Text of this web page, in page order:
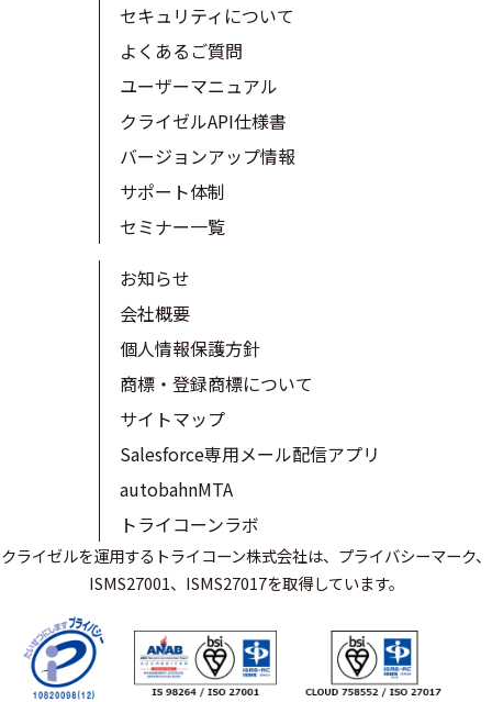
セキュリティについて
よくあるご質問
ユーザーマニュアル
クライゼルAPI仕様書
バージョンアップ情報
サポート体制
セミナー一覧
お知らせ
会社概要
個人情報保護方針
商標・登録商標について
サイトマップ
Salesforce専用メール配信アプリ
autobahnMTA
トライコーンラボ
クライゼルを運用するトライコーン株式会社は、プライバシーマーク、
ISMS27001、ISMS27017を取得しています。